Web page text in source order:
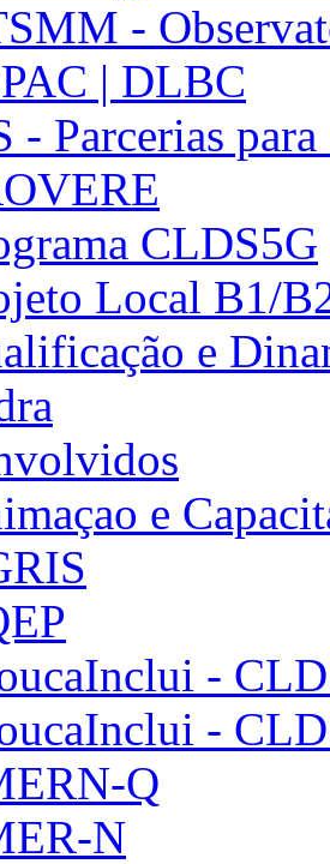
-
| DLBC
- Parcerias
CLDS5G
Local B1/
e
e
-
-
Q
N